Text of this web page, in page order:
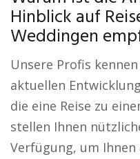
Hinblick auf
Weddingen
Unsere Profis
aktuellen
die eine Reise zu
stellen Ihnen
Verfügung, um